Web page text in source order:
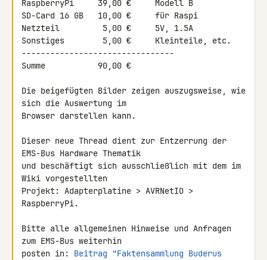
RaspberryPi     39,00 €     Modell B
SD-Card 16 GB   10,00 €     für Raspi
Netzteil         5,00 €     5V, 1.5A
Sonstiges        5,00 €     Kleinteile, etc.
--------------------------------
Summe           90,00 €
Die beigefügten Bilder zeigen auszugsweise, wie
sich die Auswertung im
Browser darstellen kann.
Dieser neue Thread dient zur Entzerrung der
EMS-Bus Hardware Thematik
und beschäftigt sich ausschließlich mit dem im
Wiki vorgestellten
Projekt: Adapterplatine > AVRNetIO >
RaspberryPi.
Bitte alle allgemeinen Hinweise und Anfragen
zum EMS-Bus weiterhin
posten in: Beitrag "Faktensammlung Buderus